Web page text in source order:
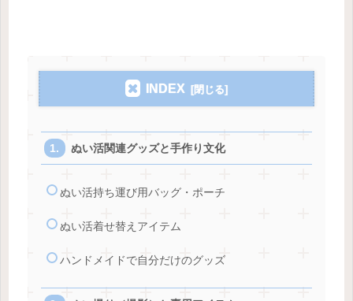
INDEX
ぬい活関連グッズと手作り文化
ぬい活持ち運び用バッグ・ポーチ
ぬい活着せ替えアイテム
ハンドメイドで自分だけのグッズ